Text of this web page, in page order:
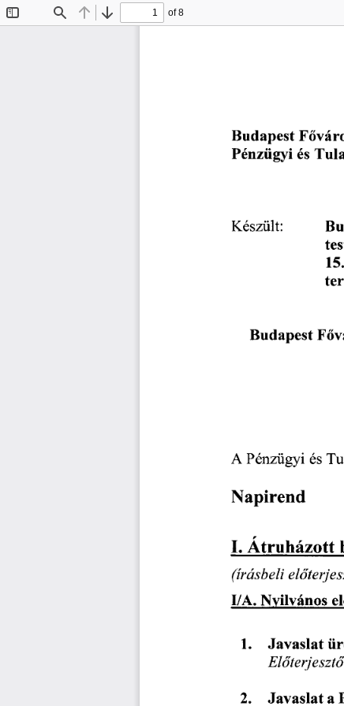
Find Previous
Next
of 8
Budapest
Pénzügyi és
Készült:
Budapest
A Pénzügyi és
Napirend
I. Átruházott
(írásbeli
I/A. Nyilvános
1. Javaslat
2. Javaslat a